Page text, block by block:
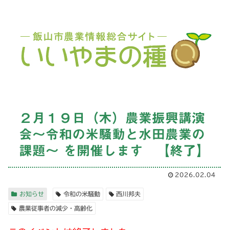
２月１９日（木）農業振興講演
会〜令和の米騒動と水田農業の
課題〜 を開催します 【終了】
2026.02.04
お知らせ 令和の米騒動 西川邦夫
農業従事者の減少・高齢化